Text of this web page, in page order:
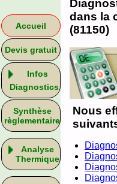
Accueil
Devis gratuit
Infos
Diagnostics
Synthèse
règlementaire
Analyse
Thermique
dans la
(81150)
Nous